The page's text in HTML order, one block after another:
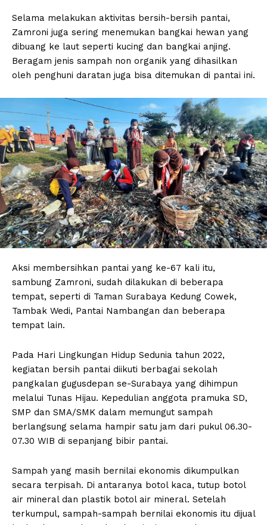
Selama melakukan aktivitas bersih-bersih pantai,
Zamroni juga sering menemukan bangkai hewan yang
dibuang ke laut seperti kucing dan bangkai anjing.
Beragam jenis sampah non organik yang dihasilkan
oleh penghuni daratan juga bisa ditemukan di pantai ini.
Aksi membersihkan pantai yang ke-67 kali itu,
sambung Zamroni, sudah dilakukan di beberapa
tempat, seperti di Taman Surabaya Kedung Cowek,
Tambak Wedi, Pantai Nambangan dan beberapa
tempat lain.
Pada Hari Lingkungan Hidup Sedunia tahun 2022,
kegiatan bersih pantai diikuti berbagai sekolah
pangkalan gugusdepan se-Surabaya yang dihimpun
melalui Tunas Hijau. Kepedulian anggota pramuka SD,
SMP dan SMA/SMK dalam memungut sampah
berlangsung selama hampir satu jam dari pukul 06.30-
07.30 WIB di sepanjang bibir pantai.
Sampah yang masih bernilai ekonomis dikumpulkan
secara terpisah. Di antaranya botol kaca, tutup botol
air mineral dan plastik botol air mineral. Setelah
terkumpul, sampah-sampah bernilai ekonomis itu dijual